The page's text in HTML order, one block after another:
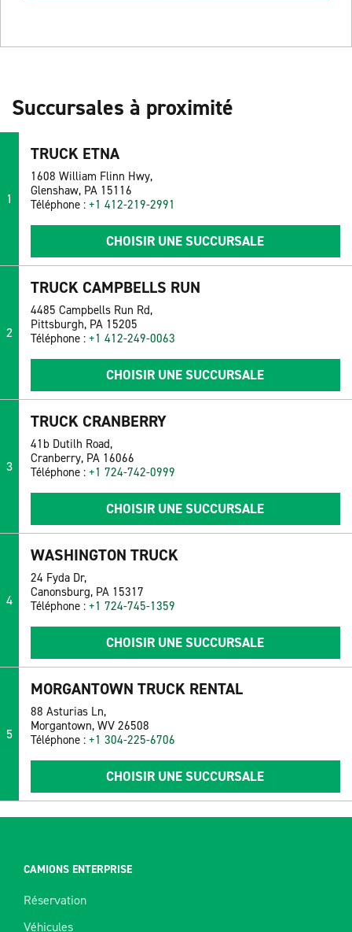
Succursales à proximité
1
TRUCK ETNA
1608 William Flinn Hwy,
Glenshaw, PA 15116
Téléphone : +1 412-219-2991
CHOISIR UNE SUCCURSALE
2
TRUCK CAMPBELLS RUN
4485 Campbells Run Rd,
Pittsburgh, PA 15205
Téléphone : +1 412-249-0063
CHOISIR UNE SUCCURSALE
3
TRUCK CRANBERRY
41b Dutilh Road,
Cranberry, PA 16066
Téléphone : +1 724-742-0999
CHOISIR UNE SUCCURSALE
4
WASHINGTON TRUCK
24 Fyda Dr,
Canonsburg, PA 15317
Téléphone : +1 724-745-1359
CHOISIR UNE SUCCURSALE
5
MORGANTOWN TRUCK RENTAL
88 Asturias Ln,
Morgantown, WV 26508
Téléphone : +1 304-225-6706
CHOISIR UNE SUCCURSALE
CAMIONS ENTERPRISE
Réservation
Véhicules